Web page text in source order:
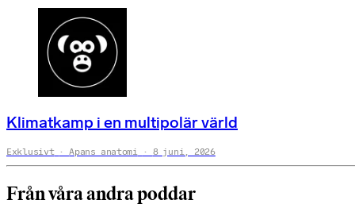
Klimatkamp i en multipolär värld
Exklusivt Apans anatomi 8 juni, 2026
Från våra andra poddar